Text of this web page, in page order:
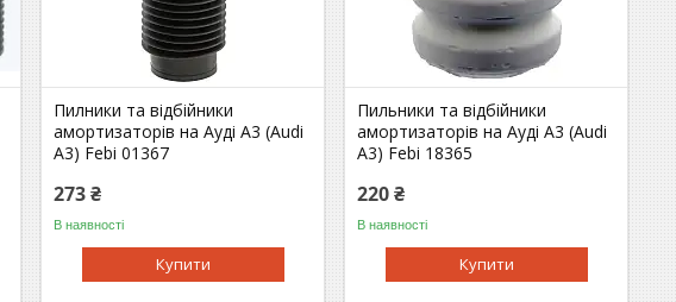
Пилники та відбійники
амортизаторів на Ауді A3 (Audi
A3) Febi 01367
273 ₴
В наявності
Купити
Пильники та відбійники
амортизаторів на Ауді A3 (Audi
A3) Febi 18365
220 ₴
В наявності
Купити